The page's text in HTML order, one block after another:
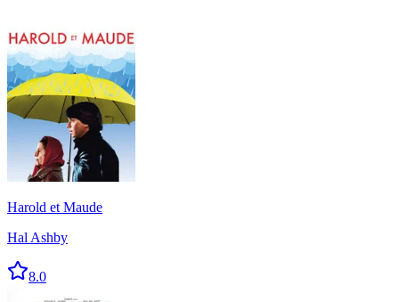
Harold et Maude
Hal Ashby
8.0